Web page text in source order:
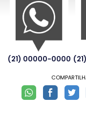
(21) 00000-0000